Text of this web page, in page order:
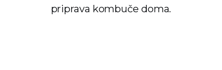
priprava kombuče doma.